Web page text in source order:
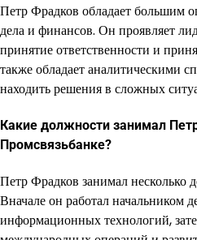
Петр Фрадков обладает большим
дела и финансов. Он проявляет
принятие ответственности и
также обладает аналитическими
находить решения в сложных
Какие должности занимал
Промсвязьбанке?
Петр Фрадков занимал несколько
Вначале он работал начальником
информационных технологий,